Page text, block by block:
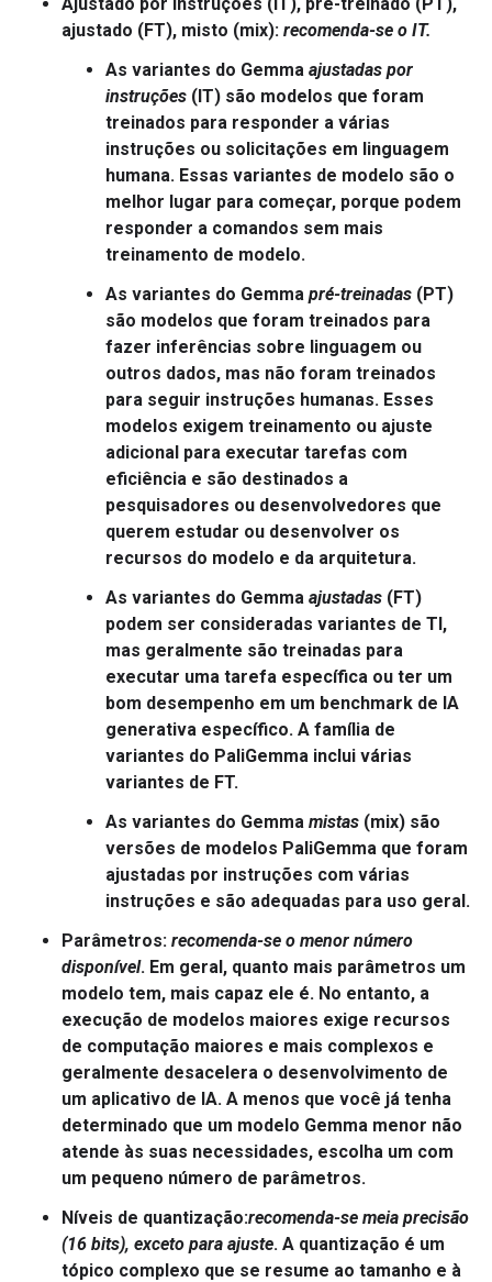
ajustado (FT), misto (mix): recomenda-se o IT.
As variantes do Gemma ajustadas por
instruções (IT) são modelos que foram
treinados para responder a várias
instruções ou solicitações em linguagem
humana. Essas variantes de modelo são o
melhor lugar para começar, porque podem
responder a comandos sem mais
treinamento de modelo.
As variantes do Gemma pré-treinadas (PT)
são modelos que foram treinados para
fazer inferências sobre linguagem ou
outros dados, mas não foram treinados
para seguir instruções humanas. Esses
modelos exigem treinamento ou ajuste
adicional para executar tarefas com
eficiência e são destinados a
pesquisadores ou desenvolvedores que
querem estudar ou desenvolver os
recursos do modelo e da arquitetura.
As variantes do Gemma ajustadas (FT)
podem ser consideradas variantes de TI,
mas geralmente são treinadas para
executar uma tarefa específica ou ter um
bom desempenho em um benchmark de IA
generativa específico. A família de
variantes do PaliGemma inclui várias
variantes de FT.
As variantes do Gemma mistas (mix) são
versões de modelos PaliGemma que foram
ajustadas por instruções com várias
instruções e são adequadas para uso geral.
Parâmetros: recomenda-se o menor número
disponível. Em geral, quanto mais parâmetros um
modelo tem, mais capaz ele é. No entanto, a
execução de modelos maiores exige recursos
de computação maiores e mais complexos e
geralmente desacelera o desenvolvimento de
um aplicativo de IA. A menos que você já tenha
determinado que um modelo Gemma menor não
atende às suas necessidades, escolha um com
um pequeno número de parâmetros.
Níveis de quantização:recomenda-se meia precisão
(16 bits), exceto para ajuste. A quantização é um
tópico complexo que se resume ao tamanho e à